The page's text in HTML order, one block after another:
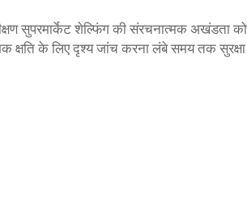
सुपरमार्केट शेल्फिंग की संरचनात्मक अखंडता
क्षति के लिए दृश्य जांच करना लंबे समय तक